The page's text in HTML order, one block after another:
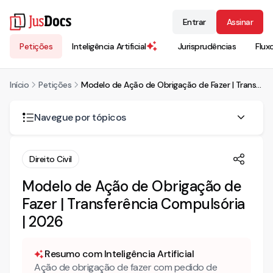
Petições Inteligência Artificial Jurisprudências
Entrar Assinar
Início Petições Modelo de Ação de Obrigação de Fazer | Transferência Compulsória | 2026
Navegue por tópicos
Quando é possível pedir transferência compulsória entre
universidades públicas?
Como estruturar a petição inicial em ação de
transferência compulsória?
Qual é o fundamento legal da transferência por motivo de
É necessário que as instituições sejam congêneres?
Direito Civil
Modelo de Ação de Obrigação de
Fazer | Transferência Compulsória
| 2026
Resumo com Inteligência Artificial
Ação de obrigação de fazer com pedido de